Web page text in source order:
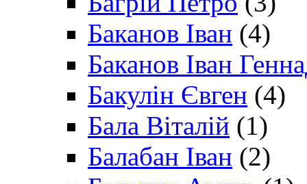
Баканов Іван (4)
Баканов Іван
Бакулін Євген (4)
Бала Віталій (1)
Балабан Іван (2)